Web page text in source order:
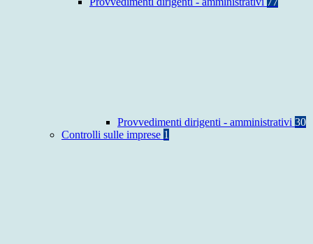
Provvedimenti dirigenti - amministrativi 30
Controlli sulle imprese 1